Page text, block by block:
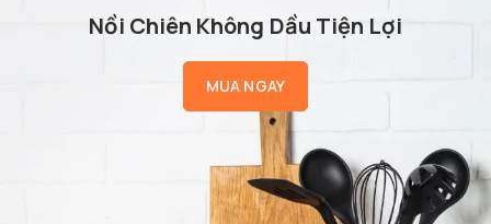
Nồi Chiên Không Dầu Tiện Lợi
MUA NGAY